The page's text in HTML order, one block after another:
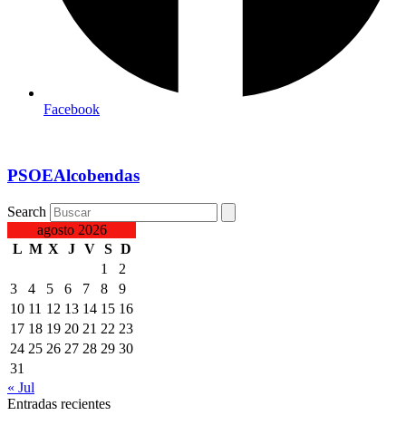
Facebook
PSOEAlcobendas
Search
agosto 2026
L M X J V S D
1
2
3
4 5 6 7 8
9
10 11 12 13 14 15 16
17 18 19 20 21 22 23
24 25 26 27 28 29 30
31
« Jul
Entradas recientes